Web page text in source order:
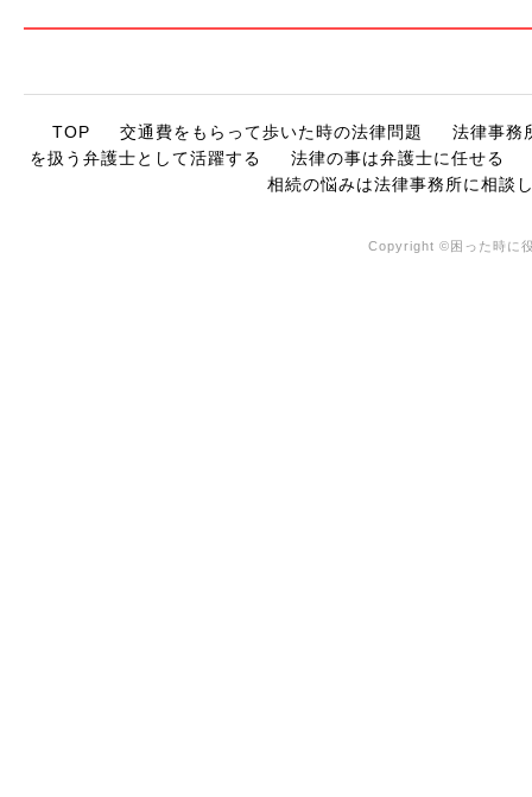
TOP 交通費をもらって歩いた時の法律問題
法律事務
を扱う弁護士として活躍する
法律の事は弁護士に任せる
相続の悩みは法律事務所に相談
Copyright ©困った時に